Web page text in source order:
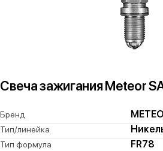
Свеча зажигания Meteor
Бренд
Тип/линейка
Тип формула FR78